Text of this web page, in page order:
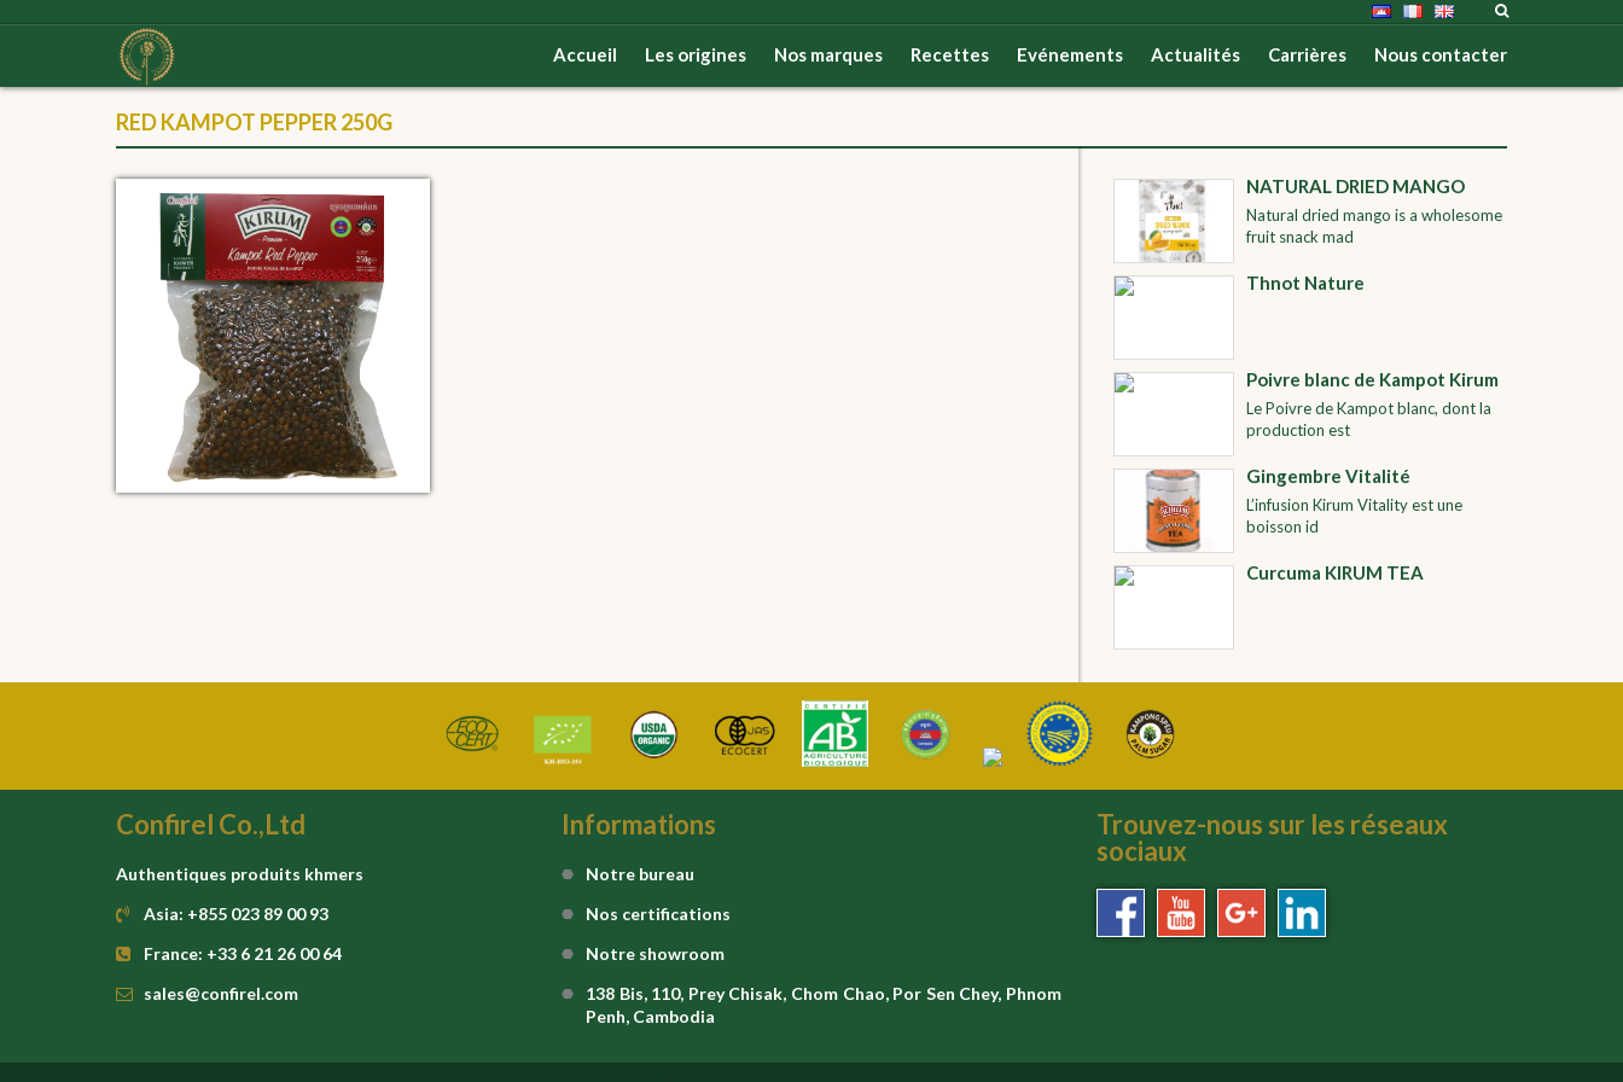
Accueil Les origines Nos marques Recettes Evénements Actualités Carrières Nous contacter
RED KAMPOT PEPPER 250G
NATURAL DRIED MANGO
Natural dried mango is a wholesome
fruit snack mad
Thnot Nature
Poivre blanc de Kampot Kirum
Le Poivre de Kampot blanc, dont la
production est
Gingembre Vitalité
L’infusion Kirum Vitality est une
boisson id
Curcuma KIRUM TEA
Confirel Co.,Ltd
Authentiques produits khmers
Asia: +855 023 89 00 93
France: +33 6 21 26 00 64
sales@confirel.com
Informations
Notre bureau
Nos certifications
Notre showroom
138 Bis, 110, Prey Chisak, Chom Chao, Por Sen Chey, Phnom
Penh, Cambodia
Trouvez-nous sur les réseaux
sociaux